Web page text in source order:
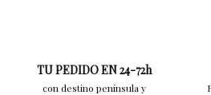
TU PEDIDO EN 24-72h
con destino península y